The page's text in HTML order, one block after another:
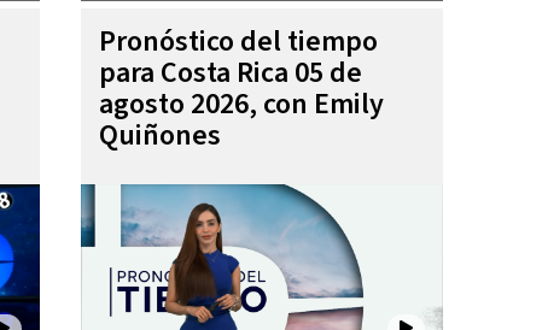
Pronóstico del tiempo
para Costa Rica 05 de
agosto 2026, con Emily
Quiñones